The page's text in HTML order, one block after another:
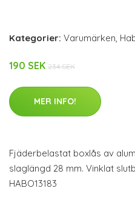
Kategorier: Varumärken,
190 SEK 234 SEK
MER INFO!
Fjäderbelastat boxlås av
slaglängd 28 mm. Vinklat
HABO13183